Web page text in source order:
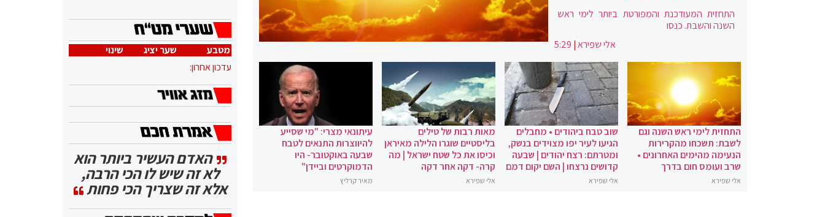
התחזית המעודכנת והמפורטת ביותר לימי ראש
השנה והשבת. כנסו
אלי שפירא|
5:29
התחזית לימי ראש השנה וגם
לשבת: תשכחו מהקרירות
הנעימה מהימים האחרונים •
שרב ועומס חום בדרך
אלי שפירא
שוב טבח ביהודים • מחבלים
הגיעו לעיר יפו מצוידים בנשק,
ומטרתם: רצח יהודים | שבעה
קדושים נרצחו | השם יקום דמם
אלי שפירא
מאות רבות של טילים
בליסטיים שוגרו הלילה מאיראן
וכיסו את כל שטח ישראל | מה
קרה- דקה אחר דקה
אלי שפירא
עיתונאי מצרי: "מי שסייע
להיווצרות התנאים לטבח
שבעה באוקטובר- היו
הדמוקרטים וביידן"
מאיר קרליץ
מטבע שער יציג
שינוי
עדכון אחרון:
האדם העשיר ביותר הוא
לא זה שיש לו הכי הרבה,
אלא זה שצריך הכי פחות